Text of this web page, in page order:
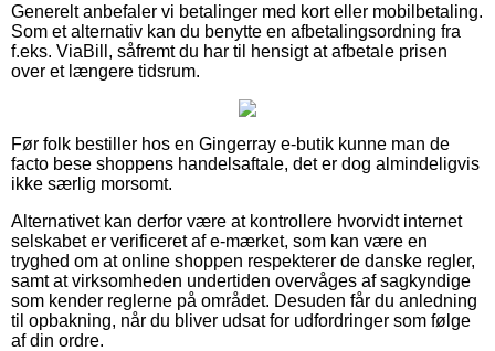
Generelt anbefaler vi betalinger med kort eller mobilbetaling.
Som et alternativ kan du benytte en afbetalingsordning fra
f.eks. ViaBill, såfremt du har til hensigt at afbetale prisen
over et længere tidsrum.
Før folk bestiller hos en Gingerray e-butik kunne man de
facto bese shoppens handelsaftale, det er dog almindeligvis
ikke særlig morsomt.
Alternativet kan derfor være at kontrollere hvorvidt internet
selskabet er verificeret af e-mærket, som kan være en
tryghed om at online shoppen respekterer de danske regler,
samt at virksomheden undertiden overvåges af sagkyndige
som kender reglerne på området. Desuden får du anledning
til opbakning, når du bliver udsat for udfordringer som følge
af din ordre.